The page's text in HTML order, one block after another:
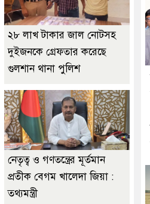
২৮ লাখ টাকার জাল নোটসহ
দুইজনকে গ্রেফতার করেছে
গুলশান থানা পুলিশ
নেতৃত্ব ও গণতন্ত্রের মূর্তমান
প্রতীক বেগম খালেদা জিয়া :
তথ্যমন্ত্রী